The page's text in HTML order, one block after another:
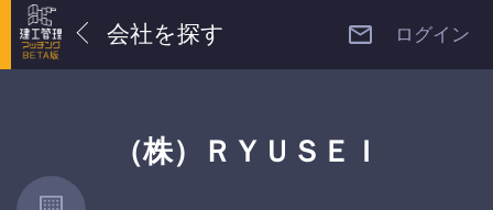
会社を探す ログイン
（株）ＲＹＵＳＥＩ